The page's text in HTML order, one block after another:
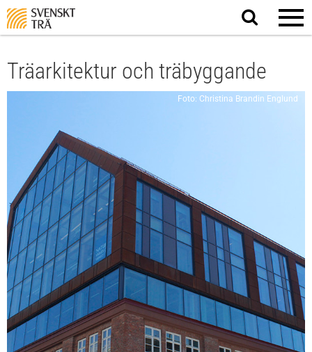
Sök
på
Träarkitektur och träbyggande
Foto: Christina Brandin Englund